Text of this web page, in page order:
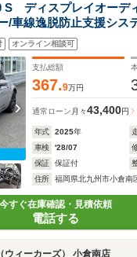
ディスプレイオーデ
/車線逸脱防止支援シス
ドランプ LED/ETC/
ングストップ
オンライン相談可
支払総額
367.9万円
通常ローン 月々43,400円
年式 2025年
車検
'28/07
保証
保証付
住所
福岡県北九州市小倉南
今すぐ在庫確認・見積依頼
電話する
ウィーカーズ） 小倉南店